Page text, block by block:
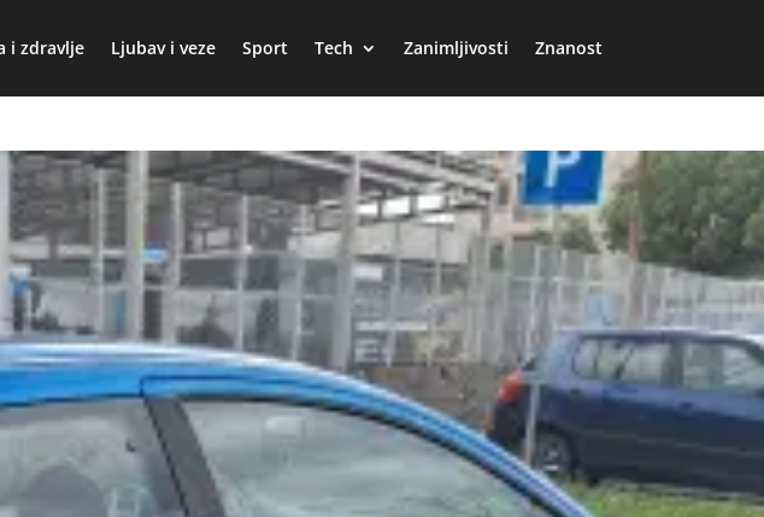
i zdravlje Ljubav i veze Sport Tech Zanimljivosti Znanost